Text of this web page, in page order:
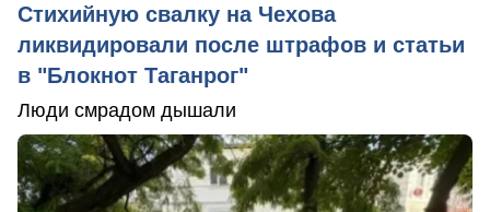
Стихийную свалку на Чехова
ликвидировали после штрафов и статьи
в "Блокнот Таганрог"
Люди смрадом дышали